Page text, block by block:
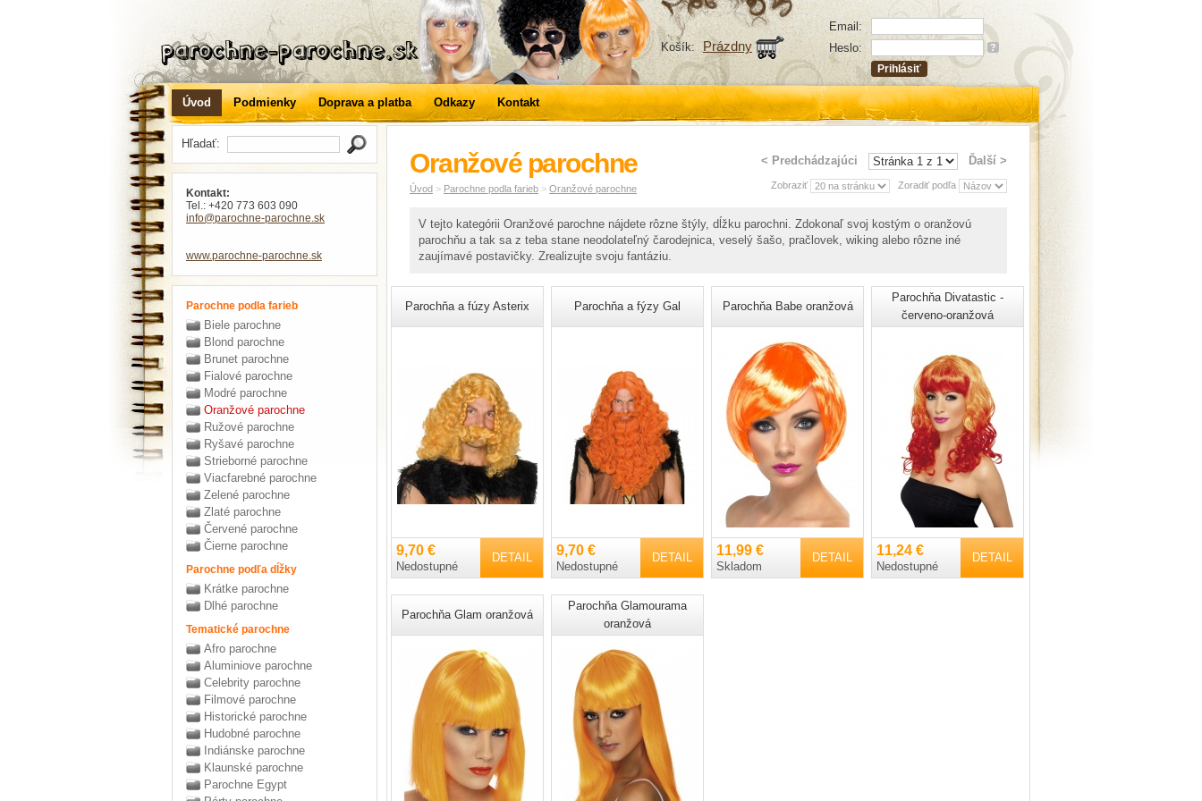
Email:
Heslo:
?
Košík: Prázdny
Úvod Podmienky Doprava a platba Odkazy Kontakt
Hľadať:
Kontakt:
Tel.: +420 773 603 090
info@parochne-parochne.sk
www.parochne-parochne.sk
Parochne podla farieb
Biele parochne
Blond parochne
Brunet parochne
Fialové parochne
Modré parochne
Oranžové parochne
Ružové parochne
Ryšavé parochne
Strieborné parochne
Viacfarebné parochne
Zelené parochne
Zlaté parochne
Červené parochne
Čierne parochne
Parochne podľa dĺžky
Krátke parochne
Dlhé parochne
Tematické parochne
Afro parochne
Aluminiove parochne
Celebrity parochne
Filmové parochne
Historické parochne
Hudobné parochne
Indiánske parochne
Klaunské parochne
Parochne Egypt
< Predchádzajúci Ďalší >
Zobraziť Zoradiť podľa
Oranžové parochne
Úvod > Parochne podla farieb > Oranžové parochne
V tejto kategórii Oranžové parochne nájdete rôzne štýly, dĺžku parochni. Zdokonaľ svoj kostým o oranžovú
parochňu a tak sa z teba stane neodolateľný čarodejnica, veselý šašo, pračlovek, wiking alebo rôzne iné
zaujímavé postavičky. Zrealizujte svoju fantáziu.
Parochňa a fúzy Asterix
DETAIL
9,70 €
Nedostupné
Parochňa a fýzy Gal
DETAIL
9,70 €
Nedostupné
Parochňa Babe oranžová
DETAIL
11,99 €
Skladom
Parochňa Divatastic -
červeno-oranžová
DETAIL
11,24 €
Nedostupné
Parochňa Glam oranžová
Parochňa Glamourama
oranžová